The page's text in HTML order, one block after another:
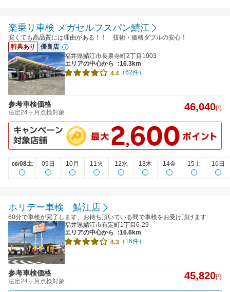
楽乗り車検 メガセルフスパン鯖江
安くても高品質には理由がある！！ 技術・価格ダブルの安心！
特典あり
優良店
福井県鯖江市長泉寺町2丁目1003
エリアの中心から
:16.3km
4.4 （62件）
参考車検価格
法定24ヶ月点検対象 46,040円
08/08土 09日 10月 11火 12水 13木 14金 15土 16日
ホリデー車検 鯖江店
60分で車検が完了します、お待ち頂いている間で車検をお受け頂けます
福井県鯖江市有定町1丁目6-29
エリアの中心から
:16.6km
4.3 （16件）
参考車検価格
法定24ヶ月点検対象 45,820円